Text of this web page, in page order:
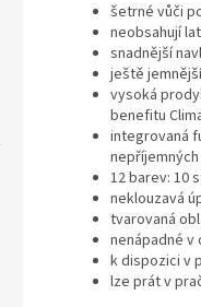
šetrné vůči
neobsahují
snadnější
ještě
vysoká
benefitu
integrovaná
12 barev: 10
neklouzavá
tvarovaná
nenápadné
k dispozici v
lze prát v